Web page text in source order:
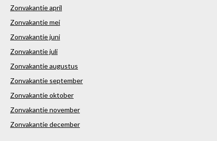
Zonvakantie april
Zonvakantie mei
Zonvakantie juni
Zonvakantie juli
Zonvakantie augustus
Zonvakantie september
Zonvakantie oktober
Zonvakantie november
Zonvakantie december